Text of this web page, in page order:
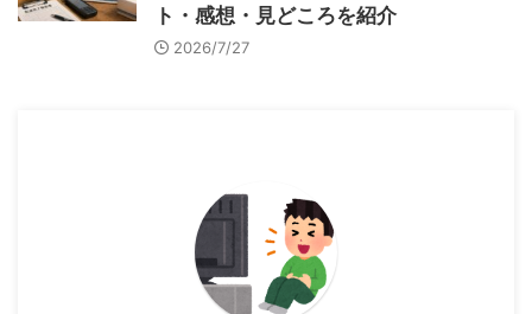
ト・感想・見どころを紹介
2026/7/27